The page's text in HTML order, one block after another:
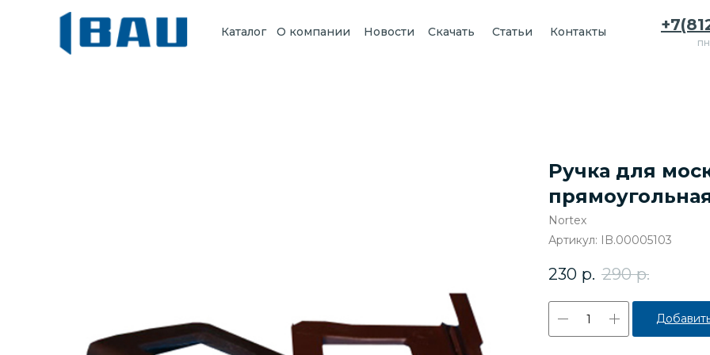
Каталог О компании Новости Статьи Контакты
Скачать
Ручка для
Nortex
Артикул: IB.00005103
230 р. 290 р.